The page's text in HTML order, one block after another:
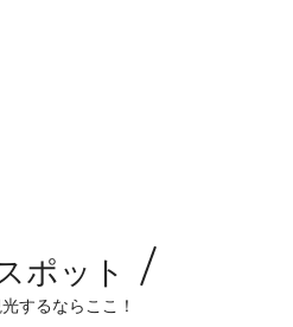
ポット
するならここ！